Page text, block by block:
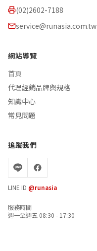
(02)2602-7188
service@runasia.com.tw
網站導覽
首頁
代理經銷品牌與規格
知識中心
常見問題
追蹤我們
LINE ID @runasia
服務時間
週一至週五 08:30 - 17:30